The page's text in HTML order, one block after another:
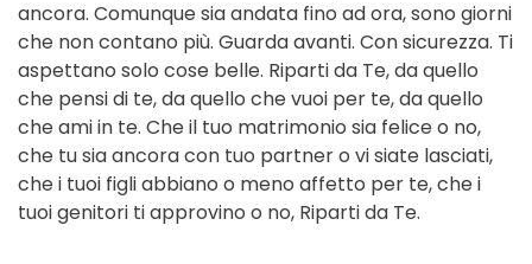
ancora. Comunque sia andata fino ad ora, sono giorni
che non contano più. Guarda avanti. Con sicurezza. Ti
aspettano solo cose belle. Riparti da Te, da quello
che pensi di te, da quello che vuoi per te, da quello
che ami in te. Che il tuo matrimonio sia felice o no,
che tu sia ancora con tuo partner o vi siate lasciati,
che i tuoi figli abbiano o meno affetto per te, che i
tuoi genitori ti approvino o no, Riparti da Te.